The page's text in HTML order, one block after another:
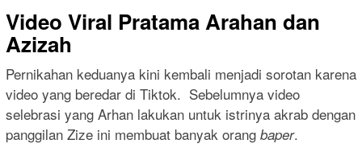
Video Viral Pratama Arahan dan
Azizah
Pernikahan keduanya kini kembali menjadi sorotan karena
video yang beredar di Tiktok. Sebelumnya video
selebrasi yang Arhan lakukan untuk istrinya akrab dengan
panggilan Zize ini membuat banyak orang baper.